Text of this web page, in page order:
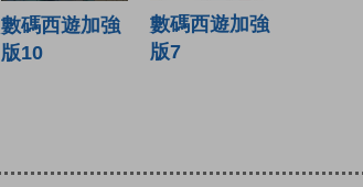
數碼西遊加強
版10
數碼西遊加強
版7